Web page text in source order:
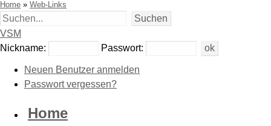
Home » Web-Links
VSM
Nickname:
Passwort:
Neuen Benutzer anmelden
Passwort vergessen?
Home